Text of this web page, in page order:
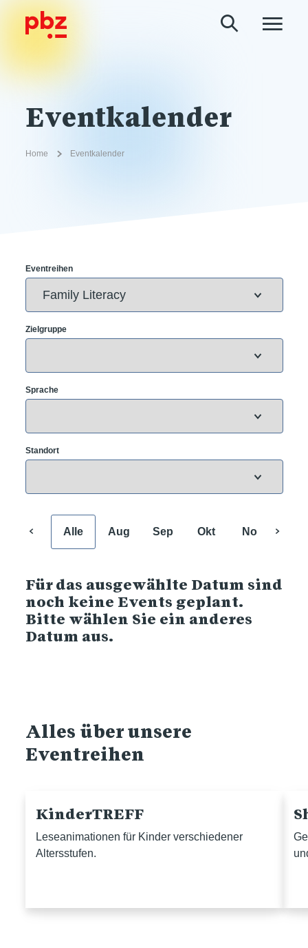
Eventkalender
Home Eventkalender
Eventreihen
Zielgruppe
Sprache
Standort
Alle Aug Sep Okt Nov
Für das ausgewählte Datum sind
noch keine Events geplant.
Bitte wählen Sie ein anderes
Datum aus.
Alles über unsere
Eventreihen
KinderTREFF
Leseanimationen für Kinder verschiedener
Altersstufen.